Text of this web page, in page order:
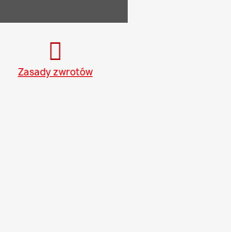
Zasady zwrotów